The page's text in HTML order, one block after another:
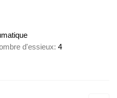
d'essieux 4